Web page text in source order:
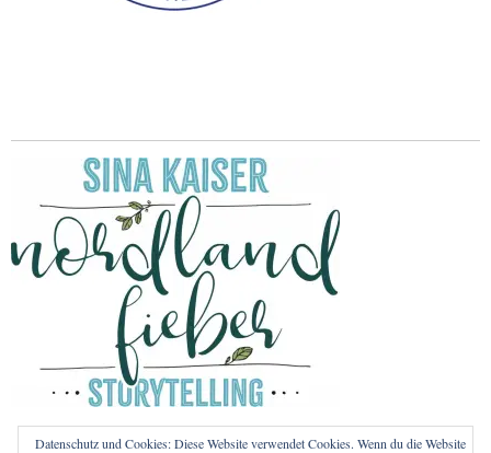
Datenschutz und Cookies: Diese Website verwendet Cookies. Wenn du die Website